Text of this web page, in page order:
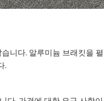
니다. 알루미늄 브래킷을
.